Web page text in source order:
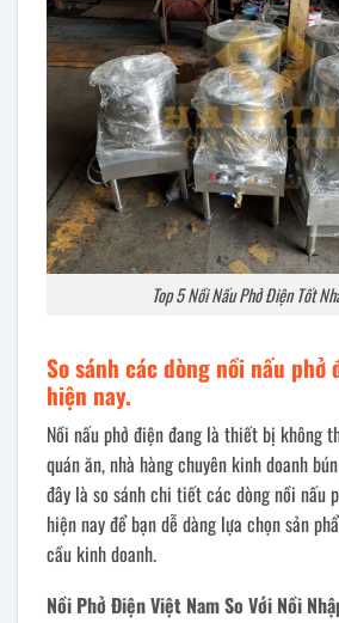
Top 5 Nồi Nấu Phở Điện Tốt
So sánh các dòng nồi nấu phở
hiện nay.
Nồi nấu phở điện đang là thiết bị không
quán ăn, nhà hàng chuyên kinh doanh
đây là so sánh chi tiết các dòng nồi nấu
hiện nay để bạn dễ dàng lựa chọn sản
cầu kinh doanh.
Nồi Phở Điện Việt Nam So Với Nồi